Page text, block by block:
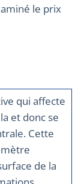
le prix
et donc se
Cette
de la